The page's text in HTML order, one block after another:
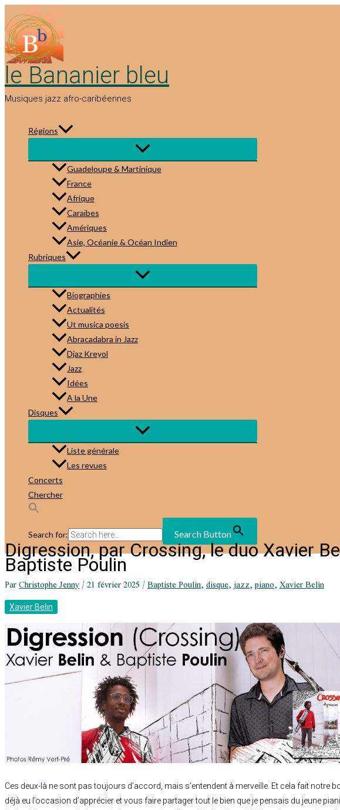
au
contenu
le Bananier bleu
Musiques jazz afro-caribéennes
Régions
Guadeloupe & Martinique
France
Afrique
Caraïbes
Amériques
Asie, Océanie & Océan Indien
Rubriques
Biographies
Actualités
Ut musica poesis
Abracadabra in Jazz
Djaz Kreyol
Jazz
Idées
A la Une
Disques
Liste générale
Les revues
Concerts
Chercher
Search for: Search Button
Digression, par Crossing, le duo Xavier
Baptiste Poulin
ParChristophe Jenny/21 février 2025/Baptiste Poulin,disque,jazz,piano,Xavier Belin
Xavier Belin
Ces deux-là ne sont pas toujours d’accord, mais s’entendent à merveille. Et cela fait notre
déjà eu l’occasion d’apprécier et vous faire partager tout le bien que je pensais du jeune